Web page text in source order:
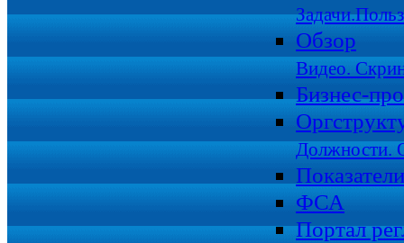
Обзор
Видео.
Бизнес-
Должности.
Показатели
ФСА
Портал